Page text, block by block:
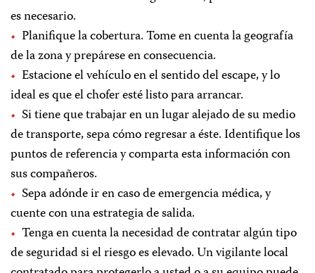
es necesario.
Planifique la cobertura. Tome en cuenta la geografía
de la zona y prepárese en consecuencia.
Estacione el vehículo en el sentido del escape, y lo
ideal es que el chofer esté listo para arrancar.
Si tiene que trabajar en un lugar alejado de su medio
de transporte, sepa cómo regresar a éste. Identifique los
puntos de referencia y comparta esta información con
sus compañeros.
Sepa adónde ir en caso de emergencia médica, y
cuente con una estrategia de salida.
Tenga en cuenta la necesidad de contratar algún tipo
de seguridad si el riesgo es elevado. Un vigilante local